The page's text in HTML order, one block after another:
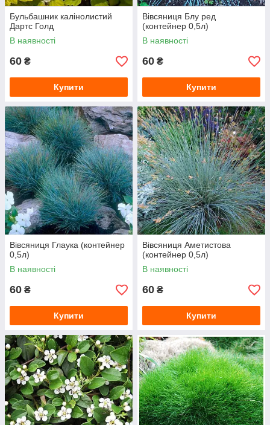
Бульбашник калінолистий
Дартс Голд
В наявності
60 ₴
Купити
Вівсяниця Блу ред
(контейнер 0,5л)
В наявності
60 ₴
Купити
Вівсяниця Глаука (контейнер
0,5л)
В наявності
60 ₴
Купити
Вівсяниця Аметистова
(контейнер 0,5л)
В наявності
60 ₴
Купити